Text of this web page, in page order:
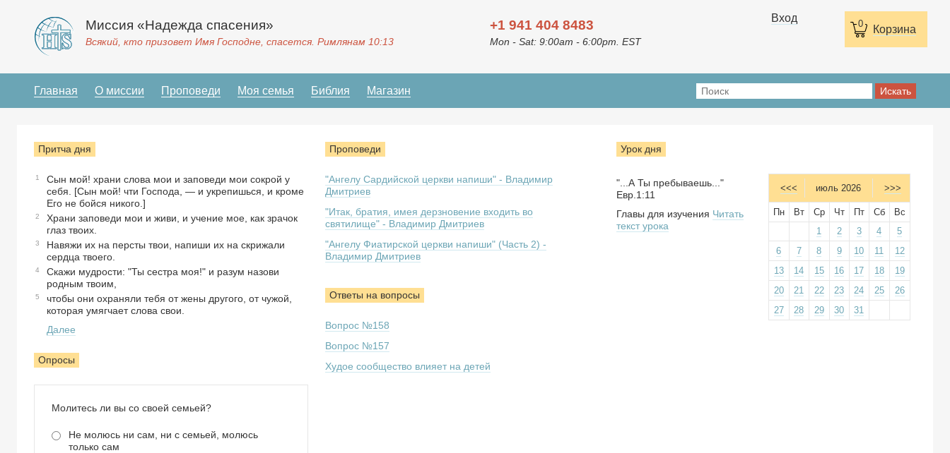
0 Корзина
Миссия «Надежда спасения»
Всякий, кто призовет Имя Господне, спасется. Римлянам 10:13
+1 941 404 8483
Mon - Sat: 9:00am - 6:00pm. EST
Вход
Главная О миссии Проповеди Моя семья Библия Магазин
Притча дня
1
Сын мой! храни слова мои и заповеди мои сокрой у
себя. [Сын мой! чти Господа, — и укрепишься, и кроме
Его не бойся никого.]
2
Храни заповеди мои и живи, и учение мое, как зрачок
глаз твоих.
3
Навяжи их на персты твои, напиши их на скрижали
сердца твоего.
4
Скажи мудрости: "Ты сестра моя!" и разум назови
родным твоим,
5
чтобы они охраняли тебя от жены другого, от чужой,
которая умягчает слова свои.
Далее
Опросы
Молитесь ли вы со своей семьей?
Не молюсь ни сам, ни с семьей, молюсь
только сам
Проповеди
"Ангелу Сардийской церкви напиши" - Владимир
Дмитриев
"Итак, братия, имея дерзновение входить во
святилище" - Владимир Дмитриев
"Ангелу Фиатирской церкви напиши" (Часть 2) -
Владимир Дмитриев
Ответы на вопросы
Вопрос №158
Вопрос №157
Худое сообщество влияет на детей
Урок дня
<<< июль 2026 >>>
Пн Вт Ср Чт Пт Сб
Вс
1
2 3 4
5
6
7 8 9 10 11
12
13
14 15 16 17 18
19
20
21 22 23 24 25
26
27
28 29 30 31
"...А Ты пребываешь..."
Евр.1:11
Главы для изучения Читать
текст урока